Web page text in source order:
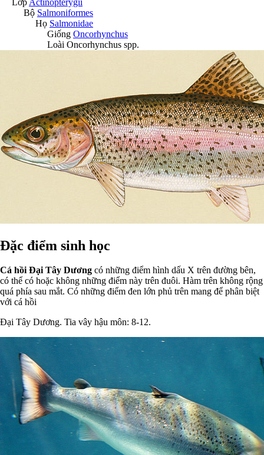
Bộ Salmoniformes
Họ Salmonidae
Giống Oncorhynchus
Loài Oncorhynchus spp.
Đặc điểm sinh học
Cá hồi Đại Tây Dương có những điểm hình dấu X trên đường bên,
có thể có hoặc không những điểm này trên đuôi. Hàm trên không rộng
quá phía sau mắt. Có những điểm đen lớn phủ trên mang để phân biệt
với cá hồi
Đại Tây Dương. Tia vây hậu môn: 8-12.